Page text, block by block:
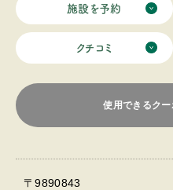
施設を予約
クチコミ
使用できるク
〒9890843